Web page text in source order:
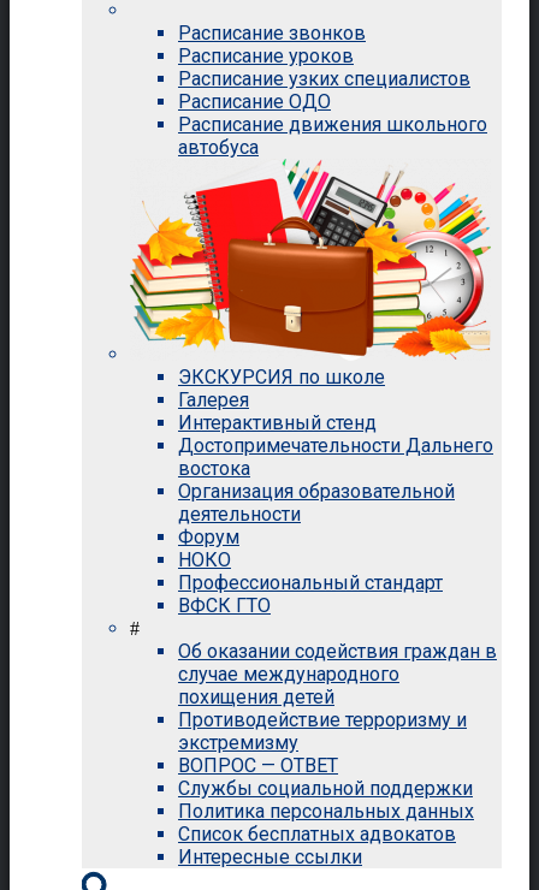
Расписание звонков
Расписание уроков
Расписание узких специалистов
Расписание ОДО
Расписание движения школьного
автобуса
ЭКСКУРСИЯ по школе
Галерея
Интерактивный стенд
Достопримечательности Дальнего
востока
Организация образовательной
деятельности
Форум
НОКО
Профессиональный стандарт
ВФСК ГТО
#
Об оказании содействия граждан в
случае международного
похищения детей
Противодействие терроризму и
экстремизму
ВОПРОС — ОТВЕТ
Службы социальной поддержки
Политика персональных данных
Список бесплатных адвокатов
Интересные ссылки